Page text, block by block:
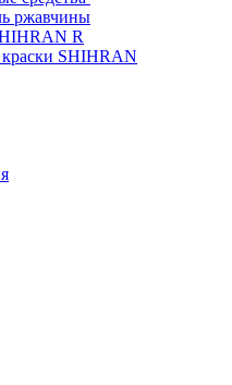
ржавчины
R
SHIHRAN